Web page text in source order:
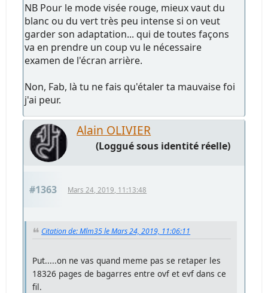
NB Pour le mode visée rouge, mieux vaut du
blanc ou du vert très peu intense si on veut
garder son adaptation... qui de toutes façons
va en prendre un coup vu le nécessaire
examen de l'écran arrière.
Non, Fab, là tu ne fais qu'étaler ta mauvaise foi
j'ai peur.
Alain OLIVIER
(Loggué sous identité réelle)
#1363 Mars 24, 2019, 11:13:48
Citation de: Mlm35 le Mars 24, 2019, 11:06:11
Put.....on ne vas quand meme pas se retaper les
18326 pages de bagarres entre ovf et evf dans ce
fil.